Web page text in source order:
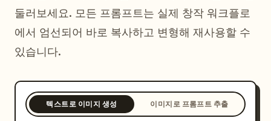
가격
블로그
둘러보세요. 모든 프롬프트는 실제 창작 워크플로
에서 엄선되어 바로 복사하고 변형해 재사용할 수
있습니다.
텍스트로 이미지 생성 이미지로 프롬프트 추출